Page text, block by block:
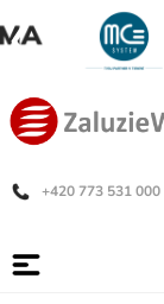
+420 773 531 000